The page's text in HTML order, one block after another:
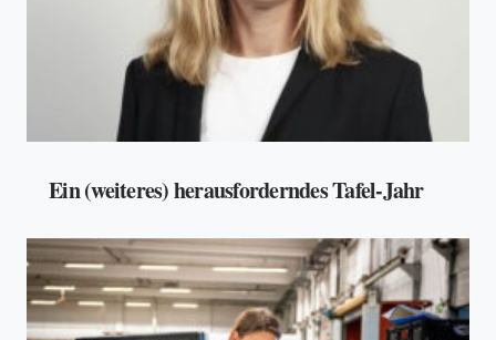
Ein (weiteres) herausforderndes Tafel-Jahr